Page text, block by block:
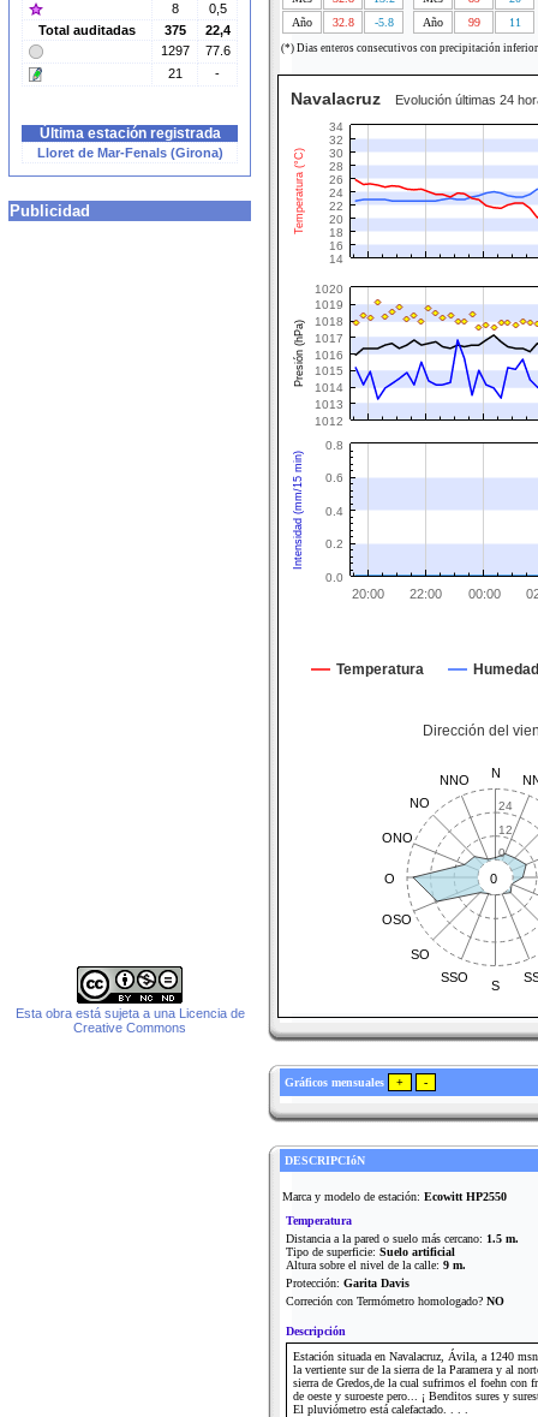
8
0,5
Total auditadas
375
22,4
1297
77.6
21
-
Última estación registrada
Lloret de Mar-Fenals (Girona)
Publicidad
Esta obra está sujeta a una Licencia de
Creative Commons
Año
32.8 -5.8 Año 99 11
(*) Dias enteros consecutivos con precipitación inferior
Temperatura (°C)
Presión (hPa)
Intensidad (mm/15 min)
Navalacruz Evolución últimas 24
Temperatura Humedad
20:00 22:00 00:00
14
16
18
20
22
24
26
28
30
32
34
1012
1013
1014
1015
1016
1017
1018
1019
1020
0.0
0.2
0.4
0.6
0.8
Dirección del
0
N
S
SSO
SO
OSO
O
ONO
NO
NNO
0
12
24
Gráficos mensuales
DESCRIPCIóN
Marca y modelo de estación: Ecowitt HP2550
Temperatura
Distancia a la pared o suelo más cercano: 1.5 m.
Tipo de superficie: Suelo artificial
Altura sobre el nivel de la calle: 9 m.
Protección: Garita Davis
Correción con Termómetro homologado? NO
Descripción
Estación situada en Navalacruz, Ávila, a 1240
la vertiente sur de la sierra de la Paramera y al
sierra de Gredos,de la cual sufrimos el foehn con
de oeste y suroeste pero... ¡ Benditos sures y
El pluviómetro está calefactado. . . .